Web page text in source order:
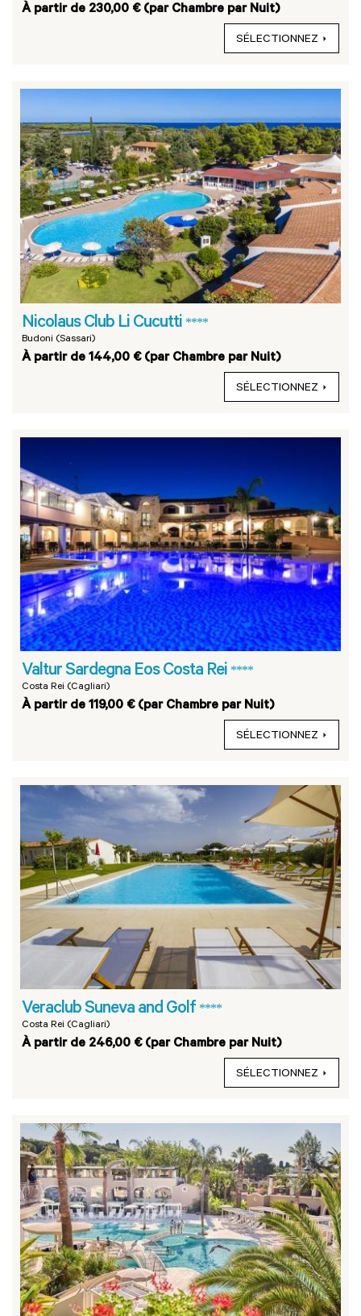
À partir de 230,00 € (par Chambre par Nuit)
SÉLECTIONNEZ
Nicolaus Club Li Cucutti ****
Budoni (Sassari)
À partir de 144,00 € (par Chambre par Nuit)
SÉLECTIONNEZ
Valtur Sardegna Eos Costa Rei ****
Costa Rei (Cagliari)
À partir de 119,00 € (par Chambre par Nuit)
SÉLECTIONNEZ
Veraclub Suneva and Golf ****
Costa Rei (Cagliari)
À partir de 246,00 € (par Chambre par Nuit)
SÉLECTIONNEZ